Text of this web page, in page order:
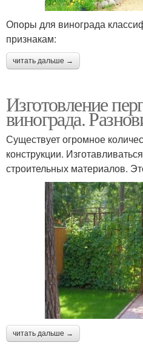
Опоры для винограда
признакам:
читать дальше →
Изготовление
винограда.
Существует огромное
конструкции.
строительных материалов.
читать дальше →